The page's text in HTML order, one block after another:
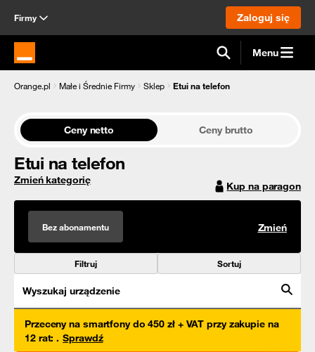
Firmy Zaloguj się
Strona główna Orange.pl Menu
Orange.pl Małe i Średnie Firmy Sklep Etui na telefon
Ceny netto Ceny brutto
Etui na telefon
Zmień kategorię Kup na paragon
Bez abonamentu Zmień
Filtruj Sortuj
Wyszukaj urządzenie
Przeceny na smartfony do 450 zł + VAT przy zakupie na
12 rat: . Sprawdź